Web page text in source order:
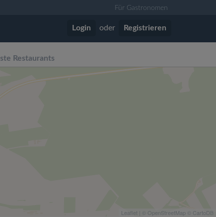
Für Gastronomen
Login oder Registrieren
Restaurants
Leaflet | © OpenStreetMap © CartoDB